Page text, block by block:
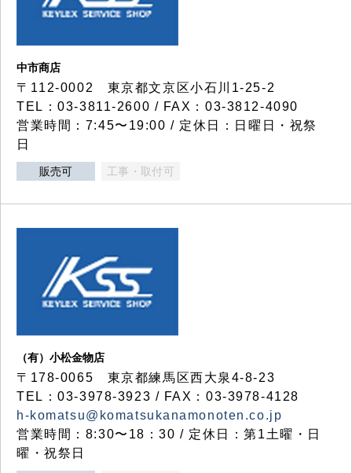
中市商店
〒112-0002 東京都文京区小石川1-25-2
TEL：03-3811-2600 / FAX：03-3812-4090
営業時間：7:45〜19:00 / 定休日：日曜日・祝祭
日
販売可 工事・取付可
（有）小松金物店
〒178-0065 東京都練馬区西大泉4-8-23
TEL：03-3978-3923 / FAX：03-3978-4128
h-komatsu@komatsukanamonoten.co.jp
営業時間：8:30〜18：30 / 定休日：第1土曜・日
曜・祝祭日